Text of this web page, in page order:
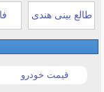
طالع بینی هندی
قیمت خودرو